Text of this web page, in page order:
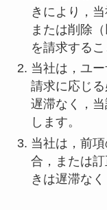
きにより，
または削除
を請求するこ
当社は，ユ
請求に応じ
遅滞なく，
します。
当社は，前
合，または
きは遅滞な